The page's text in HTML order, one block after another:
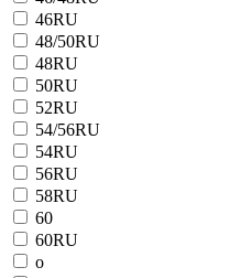
46RU
48/50RU
48RU
50RU
52RU
54/56RU
54RU
56RU
58RU
60
60RU
o